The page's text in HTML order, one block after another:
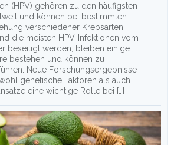
(HPV) gehören zu den häufigsten
und können bei bestimmten
verschiedener Krebsarten
die meisten HPV-Infektionen vom
beseitigt werden, bleiben einige
bestehen und können zu
Neue Forschungsergebnisse
genetische Faktoren als auch
eine wichtige Rolle bei […]